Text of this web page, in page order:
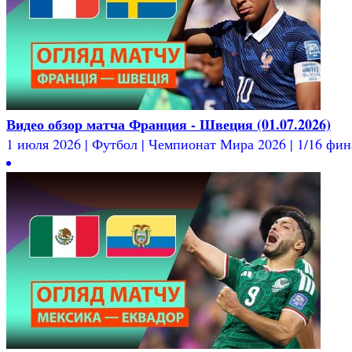
Видео обзор матча Франция - Швеция (01.07.2026)
1 июля 2026 | Футбол | Чемпионат Мира 2026 | 1/16